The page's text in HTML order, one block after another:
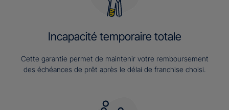
Incapacité temporaire totale
Cette garantie permet de maintenir votre remboursement
des échéances de prêt après le délai de franchise choisi.